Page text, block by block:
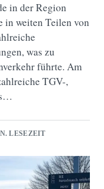
in der Region
in weiten Teilen von
was zu
führte. Am
TGV-,
LESEZEIT